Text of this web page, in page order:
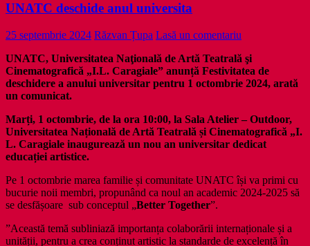
UNATC deschide anul universita
25 septembrie 2024 Răzvan Țupa Lasă un comentariu
UNATC, Universitatea Naţională de Artă Teatrală şi
Cinematografică „I.L. Caragiale” anunță Festivitatea de
deschidere a anului universitar pentru 1 octombrie 2024, arată
un comunicat.
Marți, 1 octombrie, de la ora 10:00, la Sala Atelier – Outdoor,
Universitatea Națională de Artă Teatrală și Cinematografică „I.
L. Caragiale inaugurează un nou an universitar dedicat
educației artistice.
Pe 1 octombrie marea familie și comunitate UNATC își va primi cu
bucurie noii membri, propunând ca noul an academic 2024-2025 să
se desfășoare sub conceptul „Better Together”.
”Această temă subliniază importanța colaborării internaționale și a
unității, pentru a crea conținut artistic la standarde de excelență în